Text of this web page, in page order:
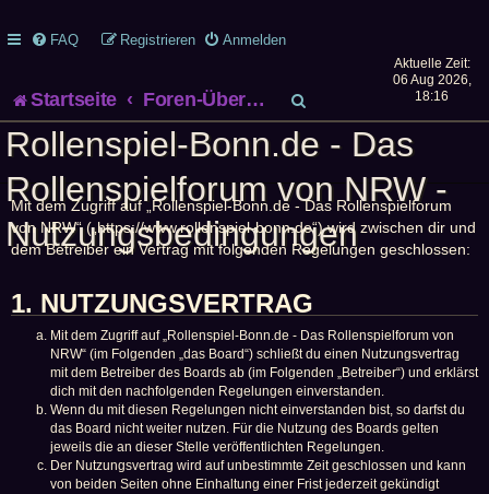
FAQ Anmelden
Registrieren
Startseite Foren-Übersicht
u
c
h
e
Aktuelle Zeit:
06 Aug 2026,
18:16
Rollenspiel-Bonn.de - Das
Rollenspielforum von NRW -
Nutzungsbedingungen
Mit dem Zugriff auf „Rollenspiel-Bonn.de - Das Rollenspielforum
von NRW“ („https://www.rollenspiel-bonn.de“) wird zwischen dir und
dem Betreiber ein Vertrag mit folgenden Regelungen geschlossen:
1. NUTZUNGSVERTRAG
Mit dem Zugriff auf „Rollenspiel-Bonn.de - Das Rollenspielforum von
NRW“ (im Folgenden „das Board“) schließt du einen Nutzungsvertrag
mit dem Betreiber des Boards ab (im Folgenden „Betreiber“) und erklärst
dich mit den nachfolgenden Regelungen einverstanden.
Wenn du mit diesen Regelungen nicht einverstanden bist, so darfst du
das Board nicht weiter nutzen. Für die Nutzung des Boards gelten
jeweils die an dieser Stelle veröffentlichten Regelungen.
Der Nutzungsvertrag wird auf unbestimmte Zeit geschlossen und kann
von beiden Seiten ohne Einhaltung einer Frist jederzeit gekündigt